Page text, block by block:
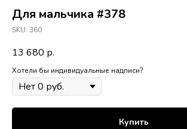
Для мальчика #378
SKU: 360
13 680 р.
Хотели бы индивидуальные надписи?
Купить